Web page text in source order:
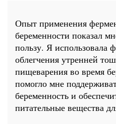
Опыт применения
беременности показал
пользу. Я использовала
облегчения утренней
пищеварения во время
помогло мне
беременность и
питательные вещества